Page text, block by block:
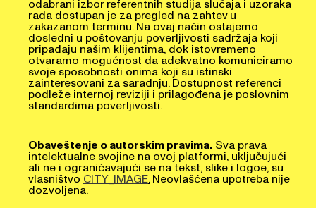
rada dostupan je za pregled na zahtev u
zakazanom terminu. Na ovaj način ostajemo
dosledni u poštovanju poverljivosti sadržaja koji
pripadaju našim klijentima, dok istovremeno
otvaramo mogućnost da adekvatno komuniciramo
svoje sposobnosti onima koji su istinski
zainteresovani za saradnju. Dostupnost referenci
podleže internoj reviziji i prilagođena je poslovnim
standardima poverljivosti.
Obaveštenje o autorskim pravima.Sva prava
intelektualne svojine na ovoj platformi, uključujući
ali ne i ograničavajući se na tekst, slike i logoe, su
vlasništvoCITY_IMAGE.Neovlašćena upotreba nije
dozvoljena.